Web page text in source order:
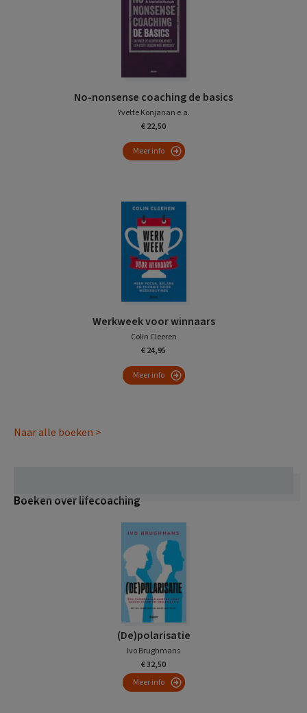
No-nonsense coaching de basics
Yvette Konjanan e.a.
€ 22,50
Meer info
Werkweek voor winnaars
Colin Cleeren
€ 24,95
Meer info
Naar alle boeken >
Boeken over lifecoaching
(De)polarisatie
Ivo Brughmans
€ 32,50
Meer info